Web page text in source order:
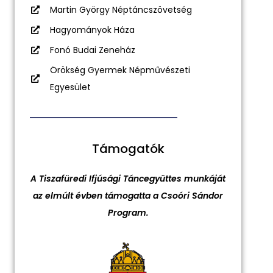
Martin György Néptáncszövetség
Hagyományok Háza
Fonó Budai Zeneház
Örökség Gyermek Népművészeti
Egyesület
Támogatók
A Tiszafüredi Ifjúsági Táncegyüttes munkáját
az elmúlt évben támogatta a Csoóri Sándor
Program.